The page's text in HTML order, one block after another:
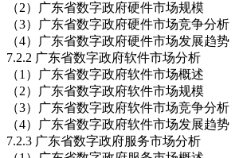
（2）广东省数字政府硬件市场规模
（3）广东省数字政府硬件市场竞争分析
（4）广东省数字政府硬件市场发展趋势
7.2.2 广东省数字政府软件市场分析
（1）广东省数字政府软件市场概述
（2）广东省数字政府软件市场规模
（3）广东省数字政府软件市场竞争分析
（4）广东省数字政府软件市场发展趋势
7.2.3 广东省数字政府服务市场分析